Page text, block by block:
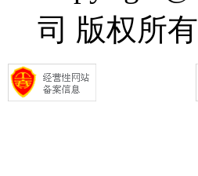
司 版权所有